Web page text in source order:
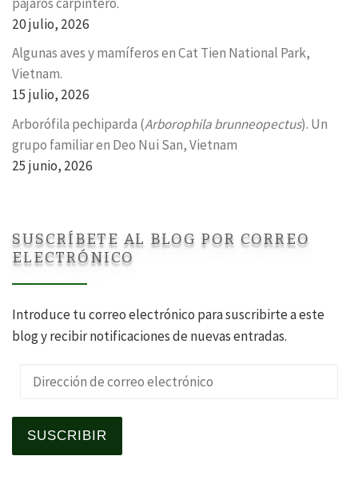
20 julio, 2026
Algunas aves y mamíferos en Cat Tien National Park,
Vietnam.
15 julio, 2026
Arborófila pechiparda (Arborophila brunneopectus). Un
grupo familiar en Deo Nui San, Vietnam
25 junio, 2026
SUSCRÍBETE AL BLOG POR CORREO
ELECTRÓNICO
Introduce tu correo electrónico para suscribirte a este
blog y recibir notificaciones de nuevas entradas.
Dirección de correo electrónico
SUSCRIBIR